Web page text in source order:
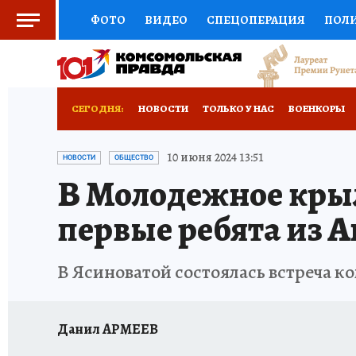
ФОТО ВИДЕО СПЕЦОПЕРАЦИЯ
СОЦПОДДЕРЖКА НАУКА СПОРТ
ДЕФИЦИТ ЖЕЛЕЗА
ВСЕ О КП РАДИО КП
СЕГОДНЯ: НОВОСТИ ТОЛЬКО У НАС ВОЕНКОРЫ
НОВОРОССИЯ АФИША
НОВОСТИ ОБЩЕСТВО 10 июня 2024 13:51
В Молодежное
первые ребята из
В Ясиноватой состоялась
Данил АРМЕЕВ